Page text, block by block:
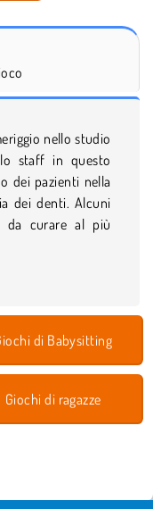
nello studio
staff in questo
dei pazienti nella
dei denti. Alcuni
da curare al più
di Babysitting
Giochi di ragazze